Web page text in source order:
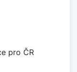
pro ČR